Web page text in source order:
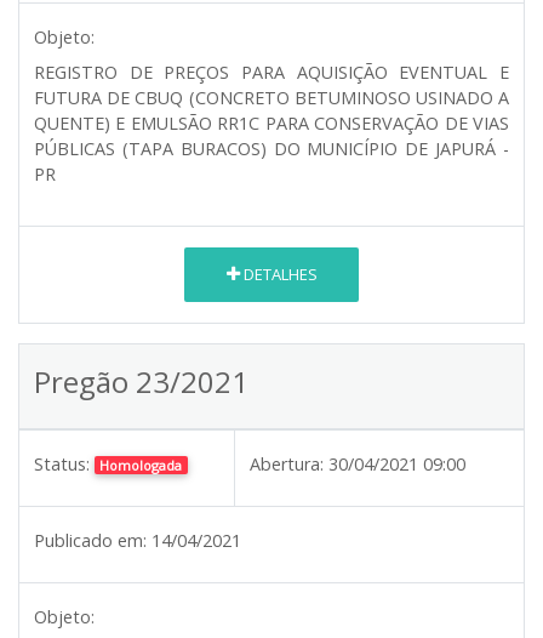
Objeto:
REGISTRO DE PREÇOS PARA AQUISIÇÃO EVENTUAL E
FUTURA DE CBUQ (CONCRETO BETUMINOSO USINADO A
QUENTE) E EMULSÃO RR1C PARA CONSERVAÇÃO DE VIAS
PÚBLICAS (TAPA BURACOS) DO MUNICÍPIO DE JAPURÁ -
PR
DETALHES
Pregão 23/2021
Status: Homologada Abertura: 30/04/2021 09:00
Publicado em: 14/04/2021
Objeto: